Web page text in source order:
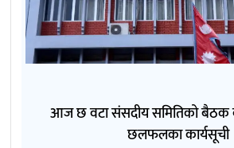
आज छ वटा संसदीय समितिको बैठक
छलफलका कार्यसूची